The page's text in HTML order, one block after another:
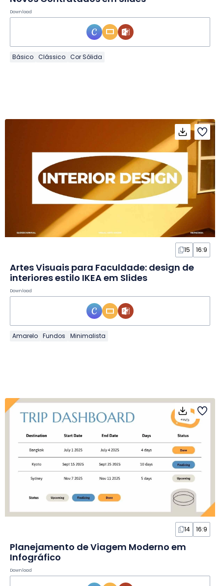
Download
Básico Clássico Cor Sólida
15 16:9
Artes Visuais para Faculdade: design de
interiores estilo IKEA em Slides
Download
Amarelo Fundos Minimalista
14 16:9
Planejamento de Viagem Moderno em
Infográfico
Download